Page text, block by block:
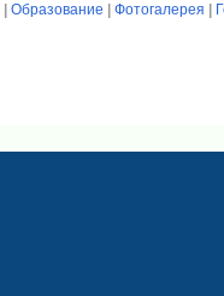
Образование Фотогалерея